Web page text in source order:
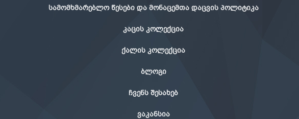
სამომხმარებლო წესები და მონაცემთა დაცვის პოლიტიკა
კაცის კოლექცია
ქალის კოლექცია
ბლოგი
ჩვენს შესახებ
ვაკანსია